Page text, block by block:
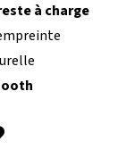
à charge